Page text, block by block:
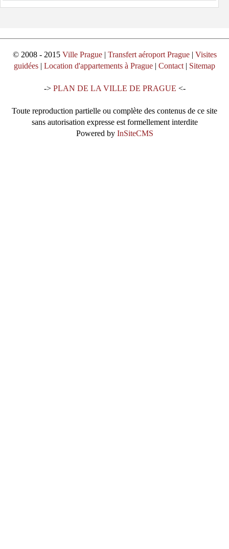
© 2008 - 2015 Ville Prague| Transfert aéroport Prague| Visites
guidées | Location d'appartements à Prague | Contact | Sitemap
-> PLAN DE LA VILLE DE PRAGUE <-
Toute reproduction partielle ou complète des contenus de ce site
sans autorisation expresse est formellement interdite
Powered by InSiteCMS